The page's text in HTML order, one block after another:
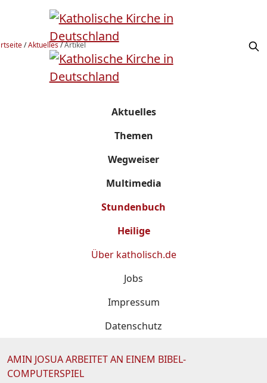
/Aktuelles/Artikel
Aktuelles
Themen
Wegweiser
Multimedia
Stundenbuch
Heilige
Über katholisch.de
Jobs
Impressum
Datenschutz
AMIN JOSUA ARBEITET AN EINEM BIBEL-
COMPUTERSPIEL